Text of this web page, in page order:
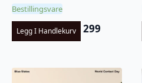
Bestillingsvare
Legg I Handlekurv 299